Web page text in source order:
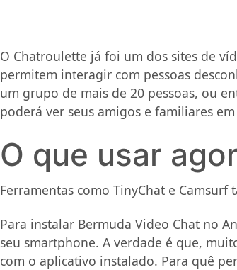
O Chatroulette já foi um dos sites de
permitem interagir com pessoas
um grupo de mais de 20 pessoas, ou
poderá ver seus amigos e familiares
O que usar
Ferramentas como TinyChat e
Para instalar Bermuda Video Chat no
seu smartphone. A verdade é que,
com o aplicativo instalado. Para quê